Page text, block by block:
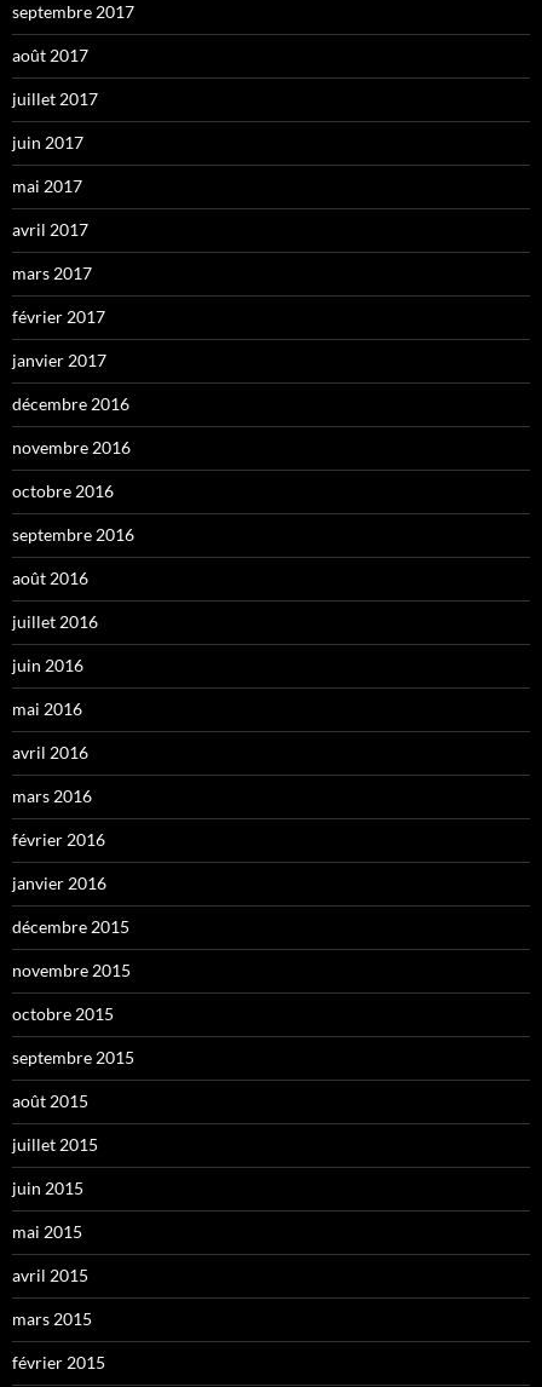
septembre 2017
août 2017
juillet 2017
juin 2017
mai 2017
avril 2017
mars 2017
février 2017
janvier 2017
décembre 2016
novembre 2016
octobre 2016
septembre 2016
août 2016
juillet 2016
juin 2016
mai 2016
avril 2016
mars 2016
février 2016
janvier 2016
décembre 2015
novembre 2015
octobre 2015
septembre 2015
août 2015
juillet 2015
juin 2015
mai 2015
avril 2015
mars 2015
février 2015